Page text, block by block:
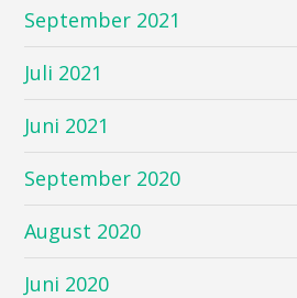
September 2021
Juli 2021
Juni 2021
September 2020
August 2020
Juni 2020